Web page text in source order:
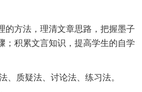
的方法，理清文章思路，把握墨子
；积累文言知识，提高学生的自学
、质疑法、讨论法、练习法。